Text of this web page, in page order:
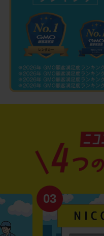
03